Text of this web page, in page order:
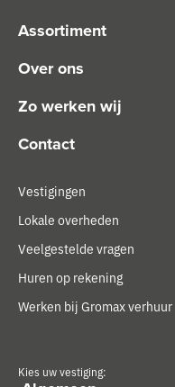
Assortiment
Over ons
Zo werken wij
Contact
Vestigingen
Lokale overheden
Veelgestelde vragen
Huren op rekening
Werken bij Gromax verhuur
Kies uw vestiging: